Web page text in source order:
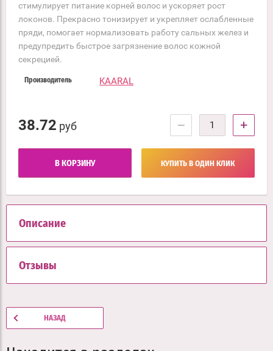
стимулирует питание корней волос и ускоряет рост
локонов. Прекрасно тонизирует и укрепляет ослабленные
пряди, помогает нормализовать работу сальных желез и
предупредить быстрое загрязнение волос кожной
секрецией.
Производитель KAARAL
38.72 руб − +
В КОРЗИНУ КУПИТЬ В ОДИН КЛИК
Описание
Отзывы
НАЗАД